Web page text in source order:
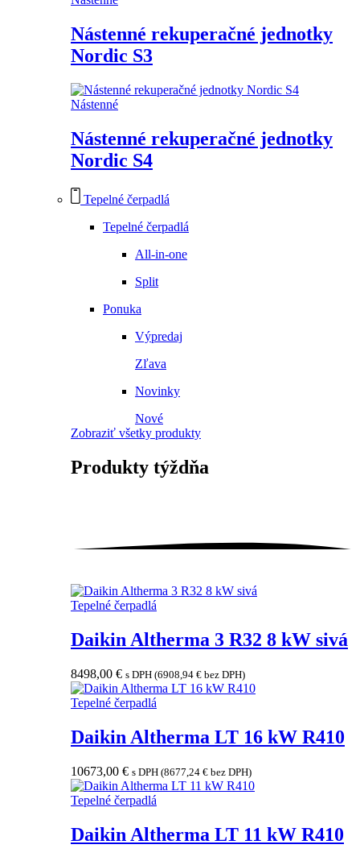
Nástenné rekuperačné jednotky
Nordic S3
Nástenné
Nástenné rekuperačné jednotky
Nordic S4
Tepelné čerpadlá
Tepelné čerpadlá
All-in-one
Split
Ponuka
Výpredaj
Zľava
Novinky
Nové
Zobraziť všetky produkty
Produkty týždňa
Tepelné čerpadlá
Daikin Altherma 3 R32 8 kW sivá
8498,00 € s DPH (6908,94 € bez DPH)
Tepelné čerpadlá
Daikin Altherma LT 16 kW R410
10673,00 € s DPH (8677,24 € bez DPH)
Tepelné čerpadlá
Daikin Altherma LT 11 kW R410